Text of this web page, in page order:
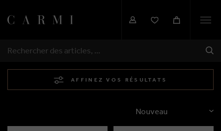
RECHERCHER
AFFINEZ VOS RÉSULTATS
TRIER